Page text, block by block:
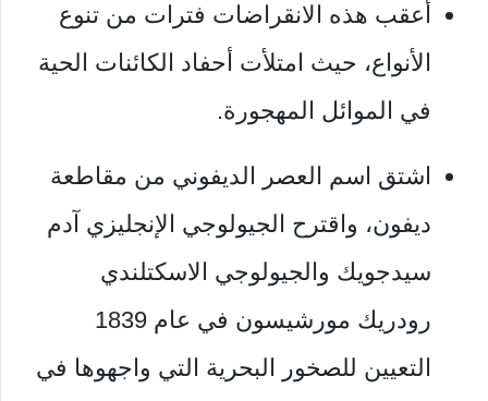
أعقب هذه الانقراضات فترات من تنوع
الأنواع، حيث امتلأت أحفاد الكائنات الحية
في الموائل المهجورة.
اشتق اسم العصر الديفوني من مقاطعة
ديفون، واقترح الجيولوجي الإنجليزي آدم
سيدجويك والجيولوجي الاسكتلندي
رودريك مورشيسون في عام 1839
التعيين للصخور البحرية التي واجهوها في